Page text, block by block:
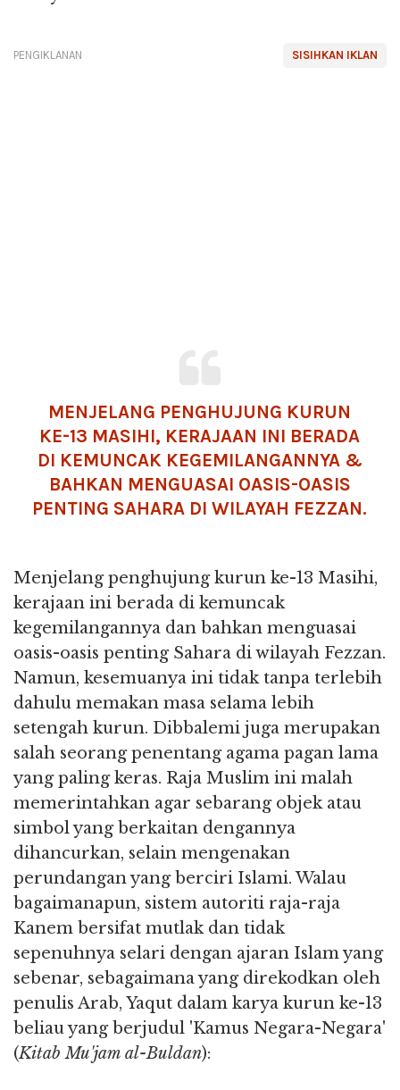
SISIHKAN IKLAN
PENGIKLANAN
MENJELANG PENGHUJUNG KURUN
KE-13 MASIHI, KERAJAAN INI BERADA
DI KEMUNCAK KEGEMILANGANNYA &
BAHKAN MENGUASAI OASIS-OASIS
PENTING SAHARA DI WILAYAH FEZZAN.
Menjelang penghujung kurun ke-13 Masihi,
kerajaan ini berada di kemuncak
kegemilangannya dan bahkan menguasai
oasis-oasis penting Sahara di wilayah Fezzan.
Namun, kesemuanya ini tidak tanpa terlebih
dahulu memakan masa selama lebih
setengah kurun. Dibbalemi juga merupakan
salah seorang penentang agama pagan lama
yang paling keras. Raja Muslim ini malah
memerintahkan agar sebarang objek atau
simbol yang berkaitan dengannya
dihancurkan, selain mengenakan
perundangan yang berciri Islami. Walau
bagaimanapun, sistem autoriti raja-raja
Kanem bersifat mutlak dan tidak
sepenuhnya selari dengan ajaran Islam yang
sebenar, sebagaimana yang direkodkan oleh
penulis Arab, Yaqut dalam karya kurun ke-13
beliau yang berjudul 'Kamus Negara-Negara'
(Kitab Mu'jam al-Buldan):